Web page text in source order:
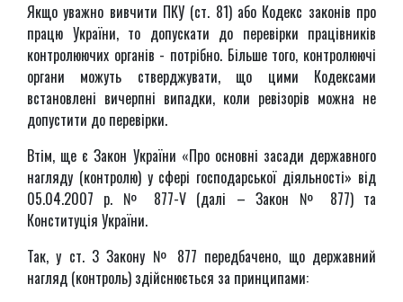
Якщо уважно вивчити ПКУ (ст. 81) або Кодекс законів про
працю України, то допускати до перевірки працівників
контролюючих органів - потрібно. Більше того, контролюючі
органи можуть стверджувати, що цими Кодексами
встановлені вичерпні випадки, коли ревізорів можна не
допустити до перевірки.
Втім, ще є Закон України «Про основні засади державного
нагляду (контролю) у сфері господарської діяльності» від
05.04.2007 р. № 877-V (далі – Закон № 877) та
Конституція України.
Так, у ст. 3 Закону № 877 передбачено, що державний
нагляд (контроль) здійснюється за принципами: